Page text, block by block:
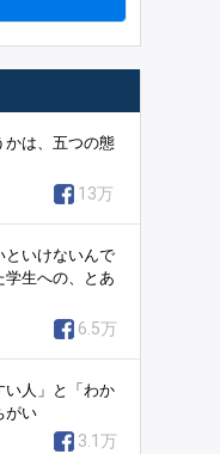
かは、五つの態
13万
といけないんで
学生への、とあ
6.5万
い人」と「わか
がい
3.1万